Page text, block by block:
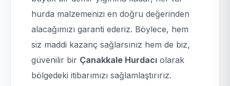
hurda malzemenizi en doğru değerinden
alacağımızı garanti ederiz. Böylece, hem
siz maddi kazanç sağlarsınız hem de biz,
güvenilir bir Çanakkale Hurdacı olarak
bölgedeki itibarımızı sağlamlaştırırız.